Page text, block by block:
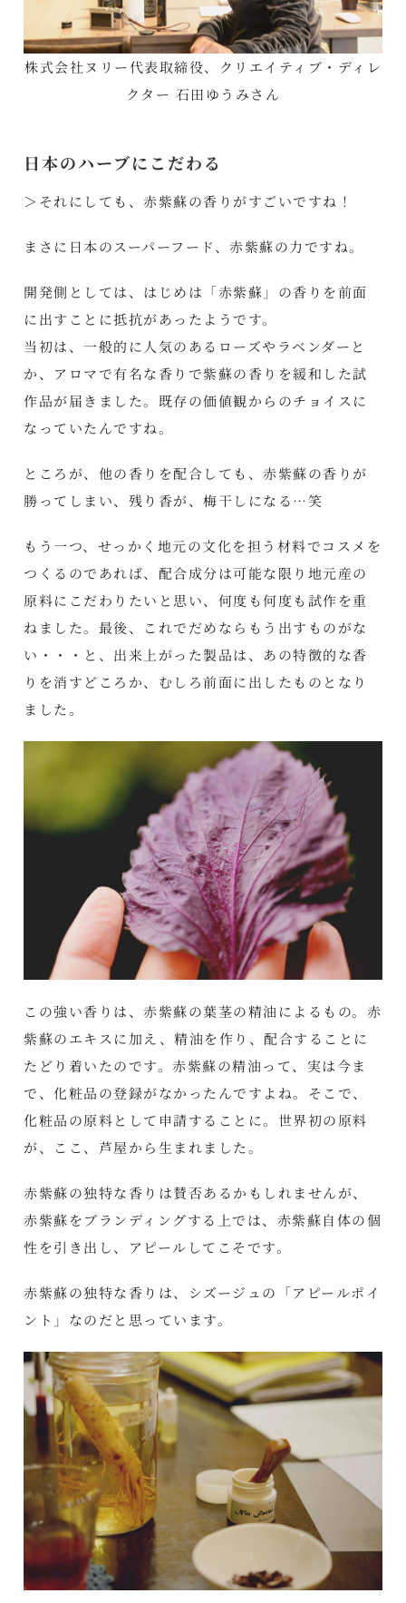
株式会社ヌリー代表取締役、クリエイティブ・ディレ
クター 石田ゆうみさん
日本のハーブにこだわる
＞それにしても、赤紫蘇の香りがすごいですね！
まさに日本のスーパーフード、赤紫蘇の力ですね。
開発側としては、はじめは「赤紫蘇」の香りを前面
に出すことに抵抗があったようです。
当初は、一般的に人気のあるローズやラベンダーと
か、アロマで有名な香りで紫蘇の香りを緩和した試
作品が届きました。既存の価値観からのチョイスに
なっていたんですね。
ところが、他の香りを配合しても、赤紫蘇の香りが
勝ってしまい、残り香が、梅干しになる…笑
もう一つ、せっかく地元の文化を担う材料でコスメを
つくるのであれば、配合成分は可能な限り地元産の
原料にこだわりたいと思い、何度も何度も試作を重
ねました。最後、これでだめならもう出すものがな
い・・・と、出来上がった製品は、あの特徴的な香
りを消すどころか、むしろ前面に出したものとなり
ました。
この強い香りは、赤紫蘇の葉茎の精油によるもの。赤
紫蘇のエキスに加え、精油を作り、配合することに
たどり着いたのです。赤紫蘇の精油って、実は今ま
で、化粧品の登録がなかったんですよね。そこで、
化粧品の原料として申請することに。世界初の原料
が、ここ、芦屋から生まれました。
赤紫蘇の独特な香りは賛否あるかもしれませんが、
赤紫蘇をブランディングする上では、赤紫蘇自体の個
性を引き出し、アピールしてこそです。
赤紫蘇の独特な香りは、シズージュの「アピールポイ
ント」なのだと思っています。